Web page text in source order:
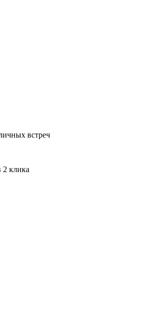
встреч
2 клика